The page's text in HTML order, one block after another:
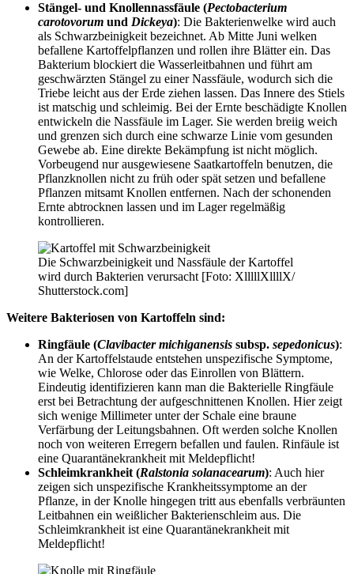
Stängel- und Knollennassfäule (Pectobacterium
carotovorum und Dickeya): Die Bakterienwelke wird auch
als Schwarzbeinigkeit bezeichnet. Ab Mitte Juni welken
befallene Kartoffelpflanzen und rollen ihre Blätter ein. Das
Bakterium blockiert die Wasserleitbahnen und führt am
geschwärzten Stängel zu einer Nassfäule, wodurch sich die
Triebe leicht aus der Erde ziehen lassen. Das Innere des Stiels
ist matschig und schleimig. Bei der Ernte beschädigte Knollen
entwickeln die Nassfäule im Lager. Sie werden breiig weich
und grenzen sich durch eine schwarze Linie vom gesunden
Gewebe ab. Eine direkte Bekämpfung ist nicht möglich.
Vorbeugend nur ausgewiesene Saatkartoffeln benutzen, die
Pflanzknollen nicht zu früh oder spät setzen und befallene
Pflanzen mitsamt Knollen entfernen. Nach der schonenden
Ernte abtrocknen lassen und im Lager regelmäßig
kontrollieren.
Die Schwarzbeinigkeit und Nassfäule der Kartoffel
wird durch Bakterien verursacht [Foto: XlllllXllllX/
Shutterstock.com]
Weitere Bakteriosen von Kartoffeln sind:
Ringfäule (Clavibacter michiganensis subsp. sepedonicus):
An der Kartoffelstaude entstehen unspezifische Symptome,
wie Welke, Chlorose oder das Einrollen von Blättern.
Eindeutig identifizieren kann man die Bakterielle Ringfäule
erst bei Betrachtung der aufgeschnittenen Knollen. Hier zeigt
sich wenige Millimeter unter der Schale eine braune
Verfärbung der Leitungsbahnen. Oft werden solche Knollen
noch von weiteren Erregern befallen und faulen. Rinfäule ist
eine Quarantänekrankheit mit Meldepflicht!
Schleimkrankheit (Ralstonia solanacearum): Auch hier
zeigen sich unspezifische Krankheitssymptome an der
Pflanze, in der Knolle hingegen tritt aus ebenfalls verbräunten
Leitbahnen ein weißlicher Bakterienschleim aus. Die
Schleimkrankheit ist eine Quarantänekrankheit mit
Meldepflicht!